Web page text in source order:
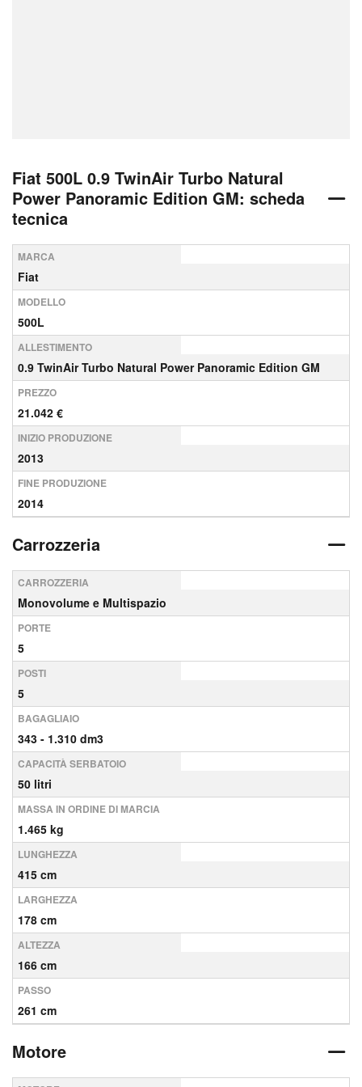
Fiat 500L 0.9 TwinAir Turbo Natural
Power Panoramic Edition GM: scheda
tecnica
MARCA
Fiat
MODELLO
500L
ALLESTIMENTO
0.9 TwinAir Turbo Natural Power Panoramic Edition GM
PREZZO
21.042 €
INIZIO PRODUZIONE
2013
FINE PRODUZIONE
2014
Carrozzeria
CARROZZERIA
Monovolume e Multispazio
PORTE
5
POSTI
5
BAGAGLIAIO
343 - 1.310 dm3
CAPACITÀ SERBATOIO
50 litri
MASSA IN ORDINE DI MARCIA
1.465 kg
LUNGHEZZA
415 cm
LARGHEZZA
178 cm
ALTEZZA
166 cm
PASSO
261 cm
Motore